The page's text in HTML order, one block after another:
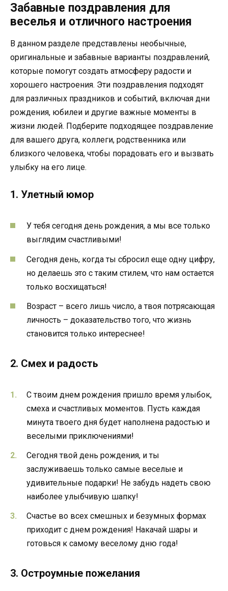
Забавные поздравления для
веселья и отличного настроения
В данном разделе представлены необычные,
оригинальные и забавные варианты поздравлений,
которые помогут создать атмосферу радости и
хорошего настроения. Эти поздравления подходят
для различных праздников и событий, включая дни
рождения, юбилеи и другие важные моменты в
жизни людей. Подберите подходящее поздравление
для вашего друга, коллеги, родственника или
близкого человека, чтобы порадовать его и вызвать
улыбку на его лице.
1. Улетный юмор
У тебя сегодня день рождения, а мы все только
выглядим счастливыми!
Сегодня день, когда ты сбросил еще одну цифру,
но делаешь это с таким стилем, что нам остается
только восхищаться!
Возраст – всего лишь число, а твоя потрясающая
личность – доказательство того, что жизнь
становится только интереснее!
2. Смех и радость
С твоим днем рождения пришло время улыбок,
смеха и счастливых моментов. Пусть каждая
минута твоего дня будет наполнена радостью и
веселыми приключениями!
Сегодня твой день рождения, и ты
заслуживаешь только самые веселые и
удивительные подарки! Не забудь надеть свою
наиболее улыбчивую шапку!
Счастье во всех смешных и безумных формах
приходит с днем рождения! Накачай шары и
готовься к самому веселому дню года!
3. Остроумные пожелания